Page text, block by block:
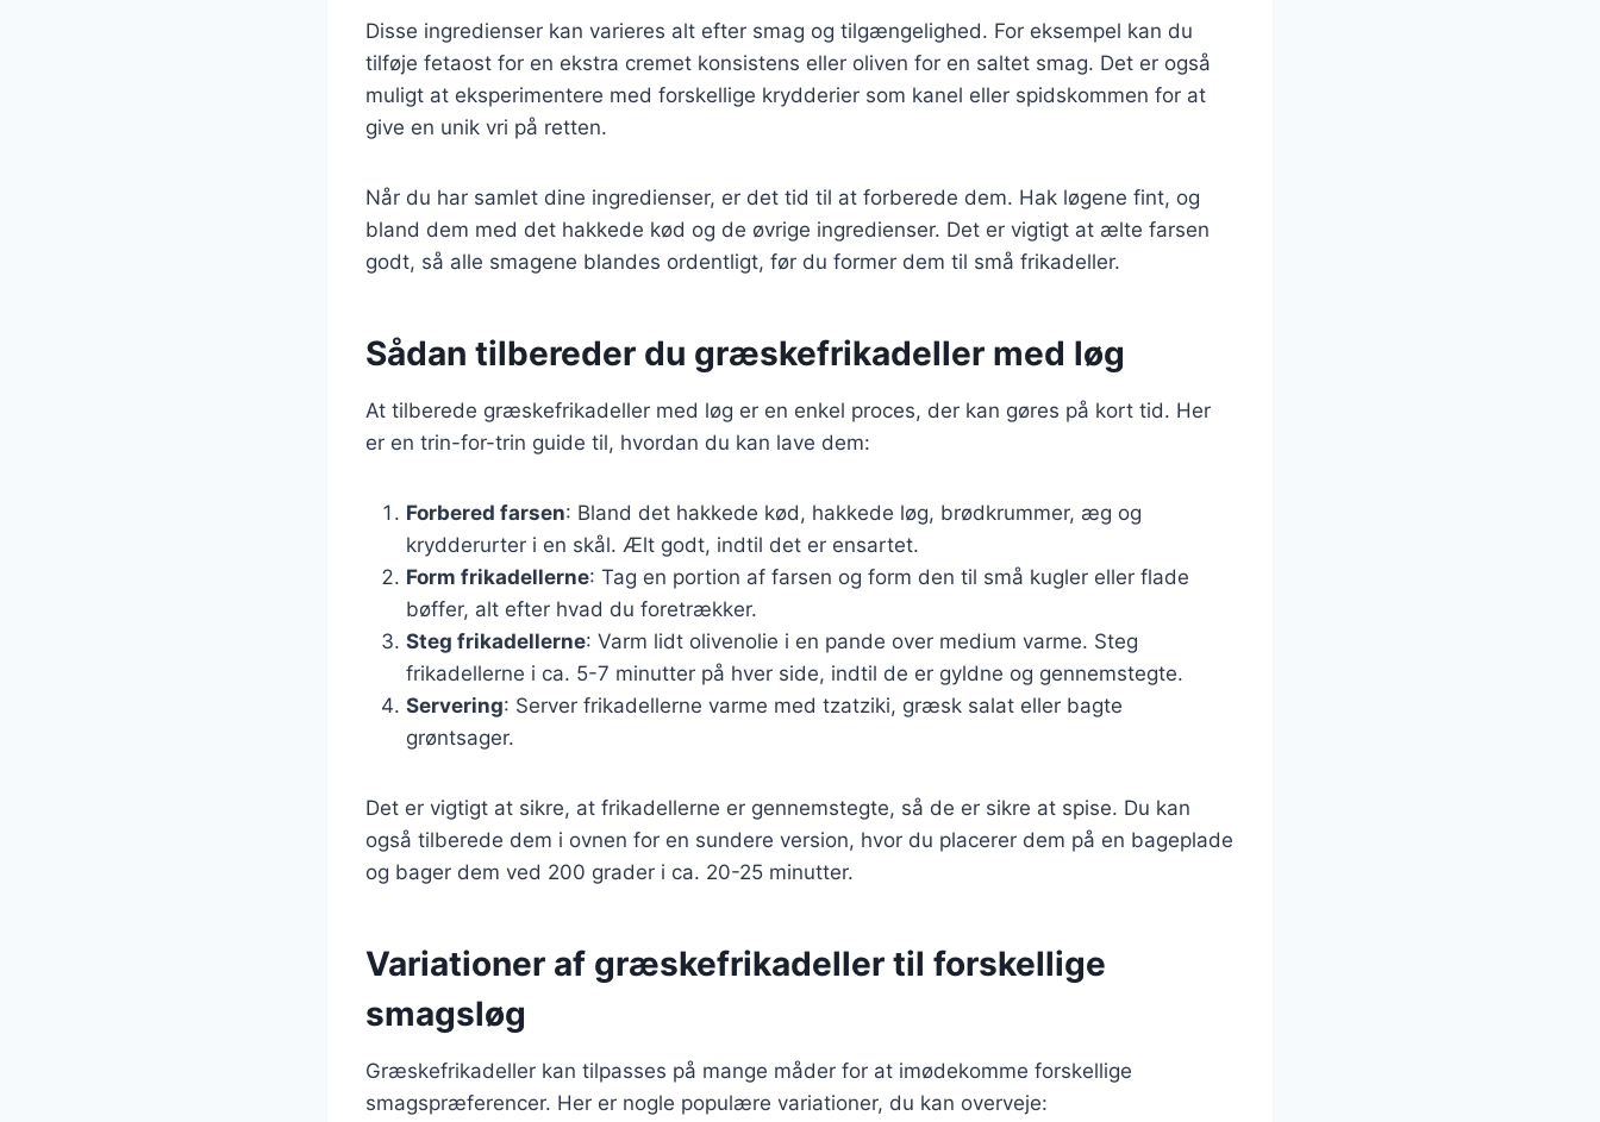
Disse ingredienser kan varieres alt efter smag og tilgængelighed. For eksempel kan du
tilføje fetaost for en ekstra cremet konsistens eller oliven for en saltet smag. Det er også
muligt at eksperimentere med forskellige krydderier som kanel eller spidskommen for at
give en unik vri på retten.
Når du har samlet dine ingredienser, er det tid til at forberede dem. Hak løgene fint, og
bland dem med det hakkede kød og de øvrige ingredienser. Det er vigtigt at ælte farsen
godt, så alle smagene blandes ordentligt, før du former dem til små frikadeller.
Sådan tilbereder du græskefrikadeller med løg
At tilberede græskefrikadeller med løg er en enkel proces, der kan gøres på kort tid. Her
er en trin-for-trin guide til, hvordan du kan lave dem:
Forbered farsen: Bland det hakkede kød, hakkede løg, brødkrummer, æg og
krydderurter i en skål. Ælt godt, indtil det er ensartet.
Form frikadellerne: Tag en portion af farsen og form den til små kugler eller flade
bøffer, alt efter hvad du foretrækker.
Steg frikadellerne: Varm lidt olivenolie i en pande over medium varme. Steg
frikadellerne i ca. 5-7 minutter på hver side, indtil de er gyldne og gennemstegte.
Servering: Server frikadellerne varme med tzatziki, græsk salat eller bagte
grøntsager.
Det er vigtigt at sikre, at frikadellerne er gennemstegte, så de er sikre at spise. Du kan
også tilberede dem i ovnen for en sundere version, hvor du placerer dem på en bageplade
og bager dem ved 200 grader i ca. 20-25 minutter.
Variationer af græskefrikadeller til forskellige
smagsløg
Græskefrikadeller kan tilpasses på mange måder for at imødekomme forskellige
smagspræferencer. Her er nogle populære variationer, du kan overveje: